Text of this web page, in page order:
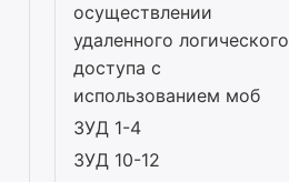
осуществлении
удаленного логического
доступа с
использованием моб
ЗУД 1-4
ЗУД 10-12